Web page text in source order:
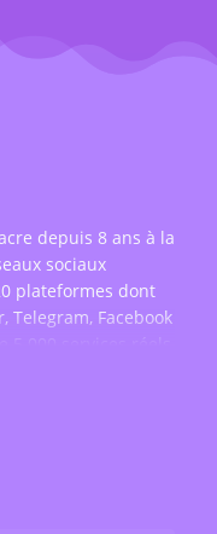
depuis 8 ans à la
sociaux
plateformes dont
Telegram, Facebook
vues, partages